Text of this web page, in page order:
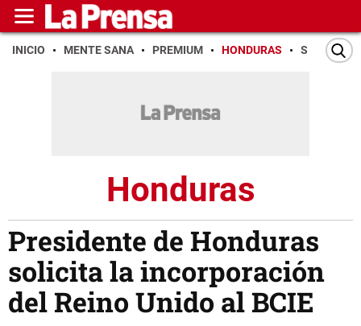
INICIO MENTE SANA PREMIUM HONDURAS SAN PEDRO
Honduras
Presidente de Honduras
solicita la incorporación
del Reino Unido al BCIE